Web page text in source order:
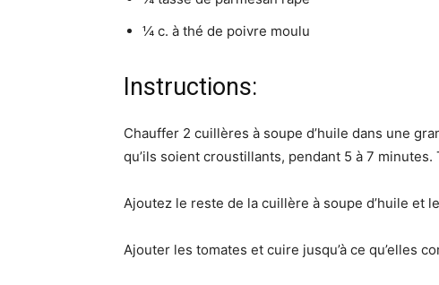
¼ c. à thé de poivre moulu
Instructions:
Chauffer 2 cuillères à soupe d’huile dans une
qu’ils soient croustillants, pendant 5 à 7
Ajoutez le reste de la cuillère à soupe d’huile et
Ajouter les tomates et cuire jusqu’à ce qu’elles